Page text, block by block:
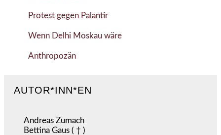
Protest gegen Palantir
Wenn Delhi Moskau wäre
Anthropozän
AUTOR*INN*EN
Andreas Zumach
Bettina Gaus ( † )